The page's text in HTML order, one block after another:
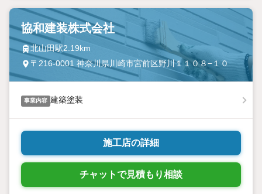
協和建装株式会社
北山田駅2.19km
〒216-0001 神奈川県川崎市宮前区野川１１０８−１０
事業内容 建築塗装
施工店の詳細
チャットで見積もり相談